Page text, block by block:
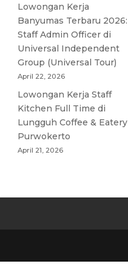
Lowongan Kerja
Banyumas Terbaru 2026:
Staff Admin Officer di
Universal Independent
Group (Universal Tour)
April 22, 2026
Lowongan Kerja Staff
Kitchen Full Time di
Lungguh Coffee & Eatery
Purwokerto
April 21, 2026